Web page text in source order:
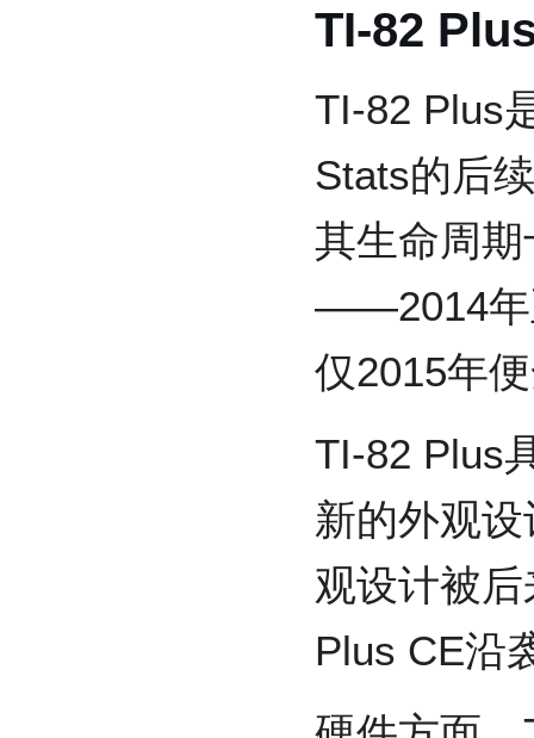
TI-82
TI-82 Plus
Stats的后
其生命周
——2014年
仅2015年
TI-82 Plus
新的外观
观设计被
Plus CE沿